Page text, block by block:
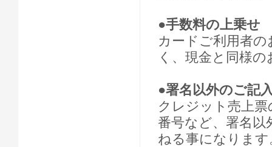
●手数料の上乗せ
カードご利用者
く、現金と同様
●署名以外のご記
クレジット売上
番号など、署名
ねる事になります